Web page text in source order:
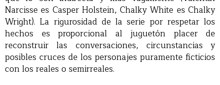
Narcisse es Casper Holstein, Chalky White es Chalky
Wright). La rigurosidad de la serie por respetar los
hechos es proporcional al juguetón placer de
reconstruir las conversaciones, circunstancias y
posibles cruces de los personajes puramente ficticios
con los reales o semirreales.